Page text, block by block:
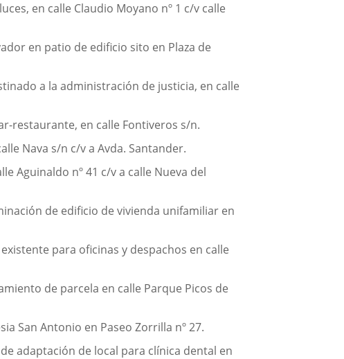
en calle Claudio Moyano nº 1 c/v calle
en patio de edificio sito en Plaza de
a la administración de justicia, en calle
restaurante, en calle Fontiveros s/n.
Nava s/n c/v a Avda. Santander.
Aguinaldo nº 41 c/v a calle Nueva del
de edificio de vivienda unifamiliar en
para oficinas y despachos en calle
de parcela en calle Parque Picos de
San Antonio en Paseo Zorrilla nº 27.
adaptación de local para clínica dental en